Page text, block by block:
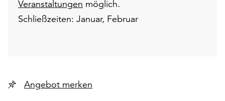
Veranstaltungen möglich.
Schließzeiten: Januar, Februar
Angebot merken